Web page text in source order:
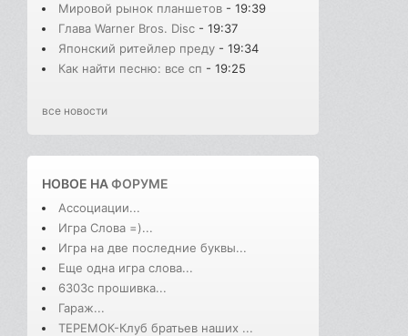
Мировой рынок планшетов - 19:39
Глава Warner Bros. Disc - 19:37
Японский ритейлер преду - 19:34
Как найти песню: все сп - 19:25
все новости
НОВОЕ НАФОРУМЕ
Ассоциации...
Игра Слова =)...
Игра на две последние буквы...
Еще одна игра слова...
6303с прошивка...
Гараж...
ТЕРЕМОК-Клуб братьев наших ...